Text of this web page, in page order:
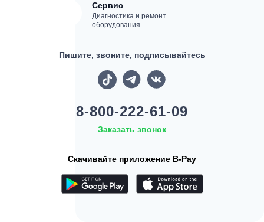
8-800-222-61-09
Скачивайте приложение B-Pay
Пишите, звоните, подписывайтесь
Заказать звонок
Диагностика и ремонт
оборудования
Сервис